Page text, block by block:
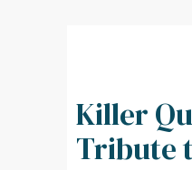
Killer
Tribute